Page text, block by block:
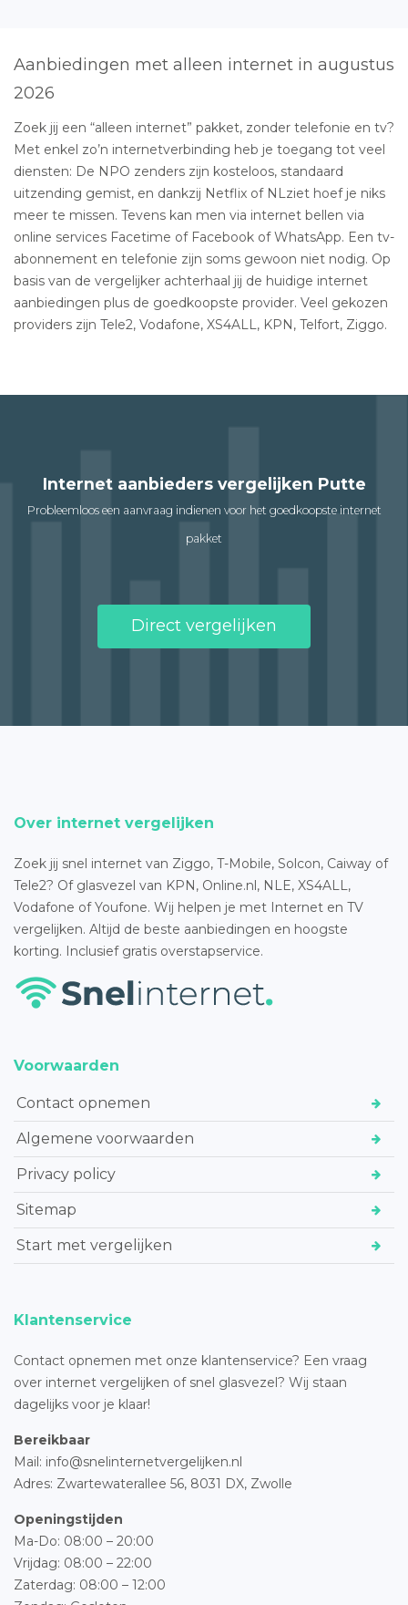
Aanbiedingen met alleen internet in augustus
2026
Zoek jij een “alleen internet” pakket, zonder telefonie en tv?
Met enkel zo’n internetverbinding heb je toegang tot veel
diensten: De NPO zenders zijn kosteloos, standaard
uitzending gemist, en dankzij Netflix of NLziet hoef je niks
meer te missen. Tevens kan men via internet bellen via
online services Facetime of Facebook of WhatsApp. Een tv-
abonnement en telefonie zijn soms gewoon niet nodig. Op
basis van de vergelijker achterhaal jij de huidige internet
aanbiedingen plus de goedkoopste provider. Veel gekozen
providers zijn Tele2, Vodafone, XS4ALL, KPN, Telfort, Ziggo.
Internet aanbieders vergelijken Putte
Probleemloos een aanvraag indienen voor het goedkoopste internet
pakket
Direct vergelijken
Over internet vergelijken
Zoek jij snel internet van Ziggo, T-Mobile, Solcon, Caiway of
Tele2? Of glasvezel van KPN, Online.nl, NLE, XS4ALL,
Vodafone of Youfone. Wij helpen je met Internet en TV
vergelijken. Altijd de beste aanbiedingen en hoogste
korting. Inclusief gratis overstapservice.
Voorwaarden
Contact opnemen
Algemene voorwaarden
Privacy policy
Sitemap
Start met vergelijken
Klantenservice
Contact opnemen met onze klantenservice? Een vraag
over internet vergelijken of snel glasvezel? Wij staan
dagelijks voor je klaar!
Bereikbaar
Mail: info@snelinternetvergelijken.nl
Adres: Zwartewaterallee 56, 8031 DX, Zwolle
Openingstijden
Ma-Do: 08:00 – 20:00
Vrijdag: 08:00 – 22:00
Zaterdag: 08:00 – 12:00